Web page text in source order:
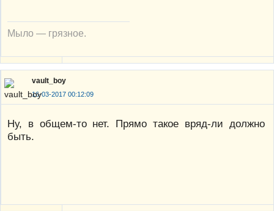
Мыло — грязное.
vault_boy
16-03-2017 00:12:09
Ну, в общем-то нет. Прямо такое вряд-ли должно
быть.